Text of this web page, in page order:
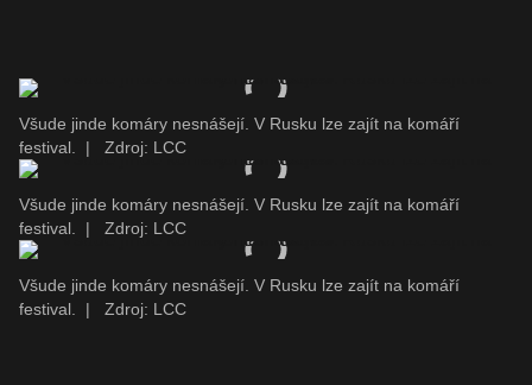
Všude jinde komáry nesnášejí. V Rusku lze zajít na komáří
festival.
| Zdroj: LCC
Všude jinde komáry nesnášejí. V Rusku lze zajít na komáří
festival.
| Zdroj: LCC
Všude jinde komáry nesnášejí. V Rusku lze zajít na komáří
festival.
| Zdroj: LCC